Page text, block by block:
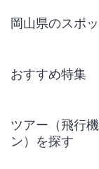
岡山県のスポ
おすすめ特集
ツアー（飛行
ン）を探す